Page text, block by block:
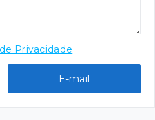
Privacidade
E-mail